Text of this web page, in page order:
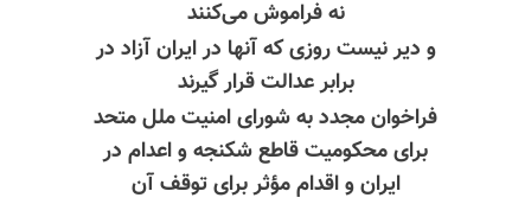
نه فراموش می‌کنند
و دیر نیست روزی که آنها در ایران آزاد در
برابر عدالت قرار گیرند
فراخوان مجدد به شورایامنیتملل متحد
برای محکومیت قاطع شکنجه و اعدام در
ایران و اقدام مؤثر برای توقف آن